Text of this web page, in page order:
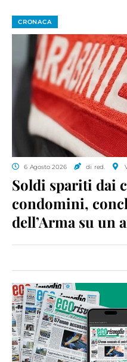
CRONACA
6 Agosto 2026 di red.
Soldi spariti dai
condomini,
dell’Arma su un